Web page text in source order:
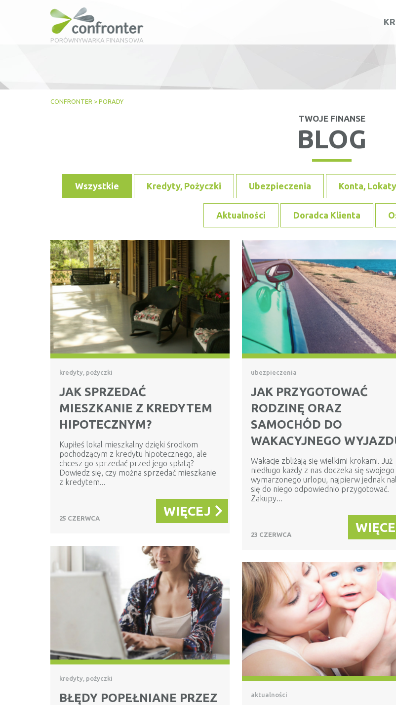
PORÓWNYWARKA FINANSOWA
CONFRONTER > PORADY
TWOJE FINANSE
BLOG
Wszystkie Kredyty, Pożyczki Ubezpieczenia Konta, Lokaty
Aktualności Doradca Klienta
kredyty, pożyczki
JAK SPRZEDAĆ
MIESZKANIE Z KREDYTEM
HIPOTECZNYM?
Kupiłeś lokal mieszkalny dzięki środkom
pochodzącym z kredytu hipotecznego, ale
chcesz go sprzedać przed jego spłatą?
Dowiedz się, czy można sprzedać mieszkanie
z kredytem...
25 CZERWCA WIĘCEJ
ubezpieczenia
JAK PRZYGOTOWAĆ
RODZINĘ ORAZ
SAMOCHÓD DO
WAKACYJNEGO
Wakacje zbliżają się wielkimi krokami. Już
niedługo każdy z nas doczeka się swojego
wymarzonego urlopu, najpierw jednak
się do niego odpowiednio przygotować.
Zakupy...
23 CZERWCA
kredyty, pożyczki
BŁĘDY POPEŁNIANE PRZEZ
aktualności